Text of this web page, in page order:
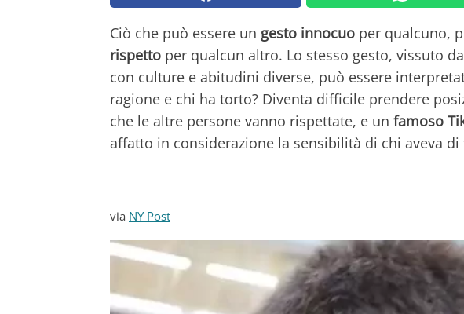
Ciò che può essere un gesto innocuo per qualcuno,
rispetto per qualcun altro. Lo stesso gesto, vissuto
con culture e abitudini diverse, può essere
ragione e chi ha torto? Diventa difficile prendere
che le altre persone vanno rispettate, e un famoso
affatto in considerazione la sensibilità di chi aveva di
via NY Post